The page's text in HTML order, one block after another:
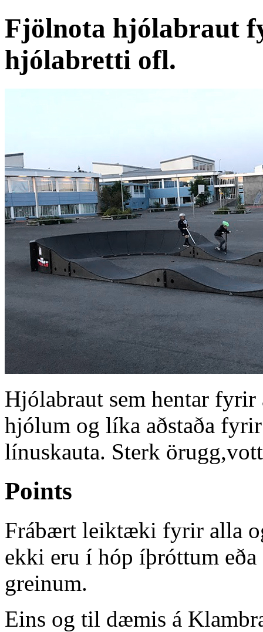
Fjölnota hjólabraut
hjólabretti ofl.
Hjólabraut sem hentar
hjólum og líka aðstaða
línuskauta. Sterk
Points
Frábært leiktæki fyrir alla
ekki eru í hóp íþróttum
greinum.
Eins og til dæmis á